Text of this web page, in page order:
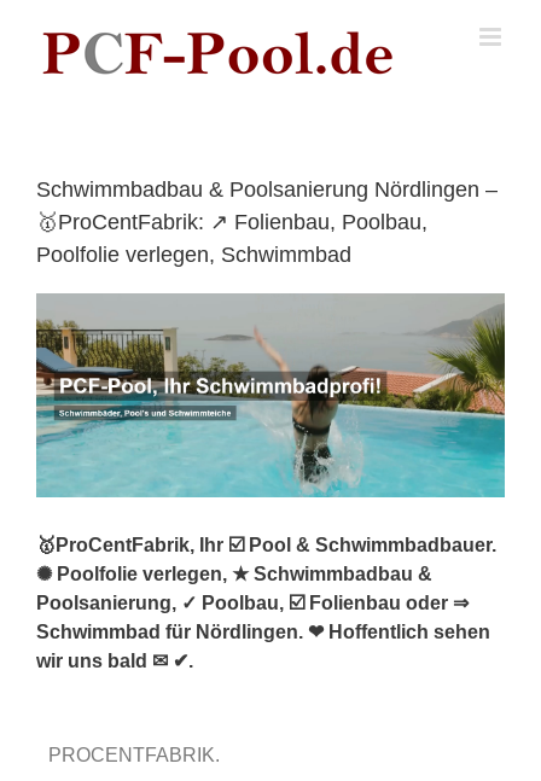
content
Schwimmbadbau & Poolsanierung Nördlingen –
🥇ProCentFabrik: ↗️ Folienbau, Poolbau,
Poolfolie verlegen, Schwimmbad
🥇ProCentFabrik, Ihr ☑️ Pool & Schwimmbadbauer.
✺ Poolfolie verlegen, ★ Schwimmbadbau &
Poolsanierung, ✓ Poolbau, ☑️ Folienbau oder ⇒
Schwimmbad für Nördlingen. ❤ Hoffentlich sehen
wir uns bald ✉ ✔.
PROCENTFABRIK.